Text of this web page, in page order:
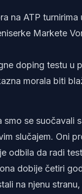
na ATP turnirima
Markete
doping testu u
morala biti
se suočavali
slučajem. Oni
odbila da radi
dobije četiri
na njenu